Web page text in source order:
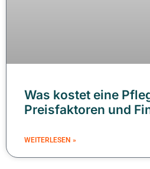
Was kostet eine
Preisfaktoren und
WEITERLESEN »